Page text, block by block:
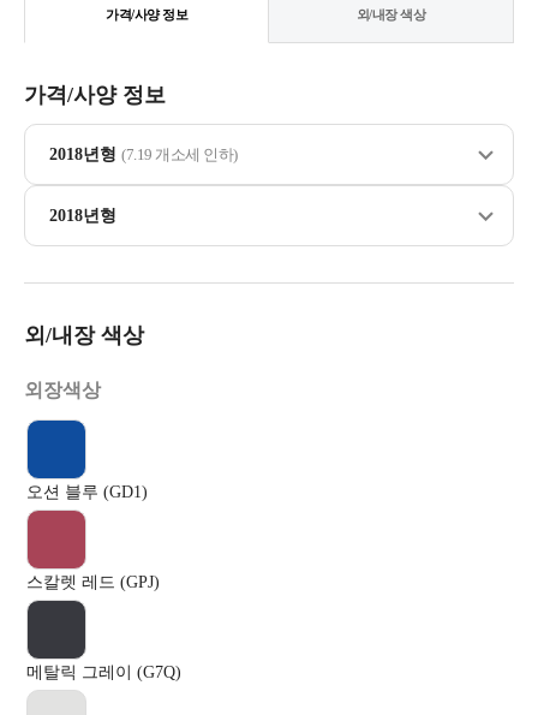
가격/사양 정보 외/내장 색상
가격/사양 정보
2018년형 (7.19 개소세 인하)
2018년형
외/내장 색상
외장색상
오션 블루 (GD1)
스칼렛 레드 (GPJ)
메탈릭 그레이 (G7Q)